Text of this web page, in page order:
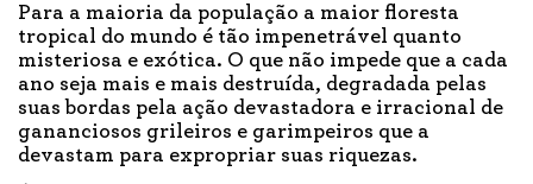
Para a maioria da população a maior floresta
tropical do mundo é tão impenetrável quanto
misteriosa e exótica. O que não impede que a cada
ano seja mais e mais destruída, degradada pelas
suas bordas pela ação devastadora e irracional de
gananciosos grileiros e garimpeiros que a
devastam para expropriar suas riquezas.